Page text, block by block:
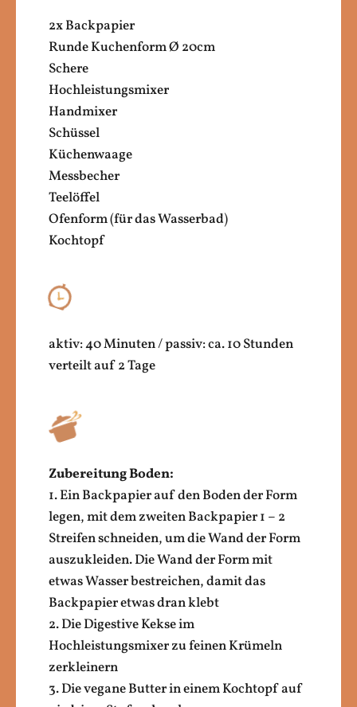
2x Backpapier
Runde Kuchenform Ø 20cm
Schere
Hochleistungsmixer
Handmixer
Schüssel
Küchenwaage
Messbecher
Teelöffel
Ofenform (für das Wasserbad)
Kochtopf
aktiv: 40 Minuten / passiv: ca. 10 Stunden
verteilt auf 2 Tage
Zubereitung Boden:
1. Ein Backpapier auf den Boden der Form
legen, mit dem zweiten Backpapier 1 – 2
Streifen schneiden, um die Wand der Form
auszukleiden. Die Wand der Form mit
etwas Wasser bestreichen, damit das
Backpapier etwas dran klebt
2. Die Digestive Kekse im
Hochleistungsmixer zu feinen Krümeln
zerkleinern
3. Die vegane Butter in einem Kochtopf auf